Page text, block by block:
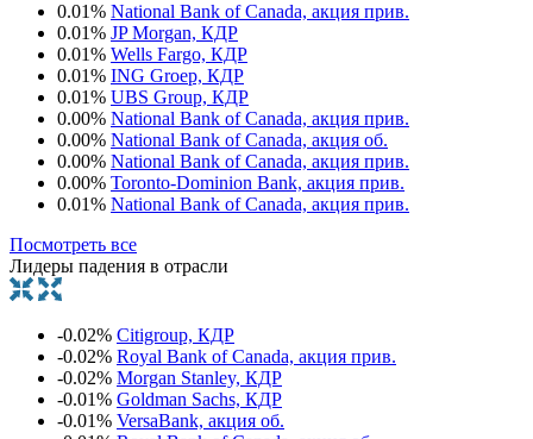
0.01% National Bank of Canada, акция прив.
0.01% JP Morgan, КДР
0.01% Wells Fargo, КДР
0.01% ING Groep, КДР
0.01% UBS Group, КДР
0.00% National Bank of Canada, акция прив.
0.00% National Bank of Canada, акция об.
0.00% National Bank of Canada, акция прив.
0.00% Toronto-Dominion Bank, акция прив.
0.01% National Bank of Canada, акция прив.
Посмотреть все
Лидеры падения в отрасли
-0.02% Citigroup, КДР
-0.02% Royal Bank of Canada, акция прив.
-0.02% Morgan Stanley, КДР
-0.01% Goldman Sachs, КДР
-0.01% VersaBank, акция об.